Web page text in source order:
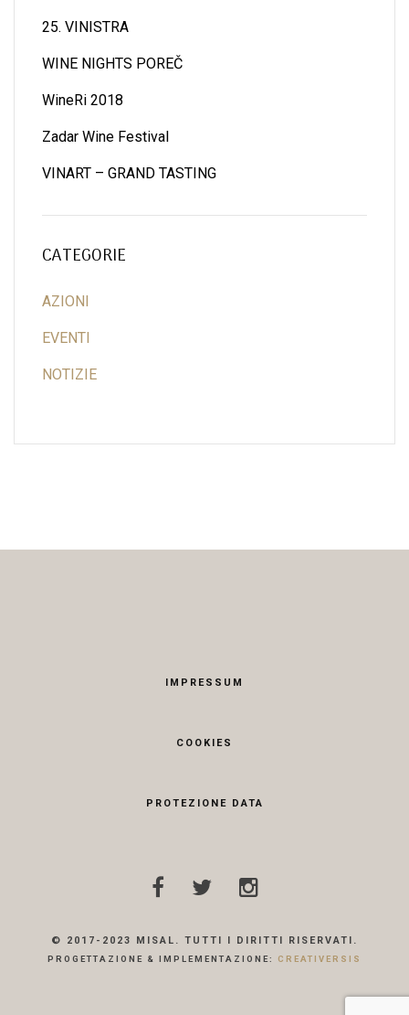
25. VINISTRA
WINE NIGHTS POREČ
WineRi 2018
Zadar Wine Festival
VINART – GRAND TASTING
CATEGORIE
AZIONI
EVENTI
NOTIZIE
IMPRESSUM
COOKIES
PROTEZIONE DATA
© 2017-2023 MISAL. TUTTI I DIRITTI RISERVATI.
PROGETTAZIONE & IMPLEMENTAZIONE: CREATIVERSIS